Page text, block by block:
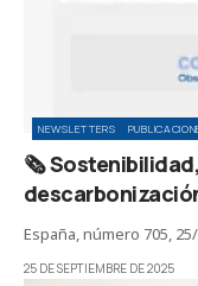
NEWSLETTERS
🗞️
España, número 705,
25 DE SEPTIEMBRE DE 2025